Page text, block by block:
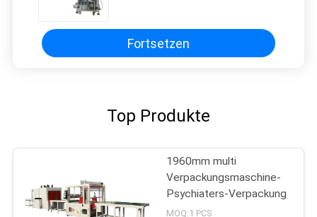
Fortsetzen
Top Produkte
1960mm multi
Verpackungsmaschine-
Psychiaters-Verpackung
MOQ:1 PCS